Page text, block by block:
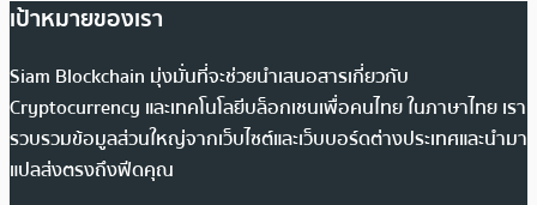
เป้าหมายของเรา
Siam Blockchain มุ่งมั่นที่จะช่วยนำเสนอสารเกี่ยวกับ
Cryptocurrency และเทคโนโลยีบล็อกเชนเพื่อคนไทย ในภาษาไทย เรา
รวบรวมข้อมูลส่วนใหญ่จากเว็บไซต์และเว็บบอร์ดต่างประเทศและนำมา
แปลส่งตรงถึงฟีดคุณ